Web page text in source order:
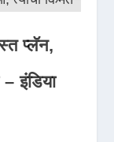
प्लॅन,
इंडिया